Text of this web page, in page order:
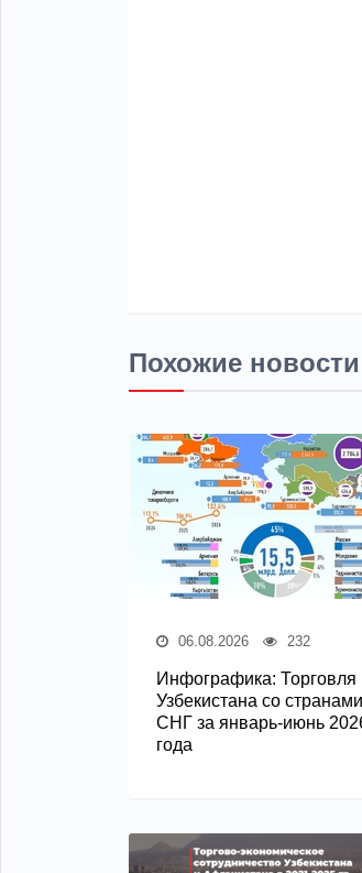
Похожие новости
06.08.2026 232
Инфографика: Торговля
Узбекистана со странами
СНГ за январь-июнь
года